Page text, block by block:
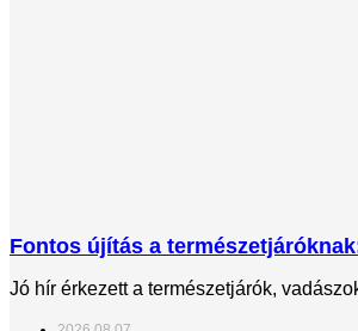
Fontos újítás a
Jó hír érkezett a természetjárók,